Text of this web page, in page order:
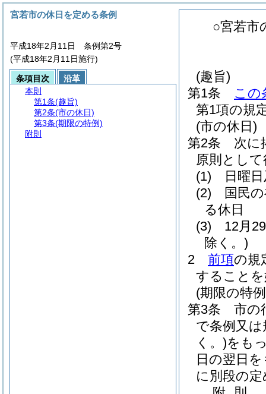
○宮若市
(趣旨)
第1条
この
第1項の規
(市の休日)
第2条
次に
原則とし
(1)
日曜
(2)
国民
る休日
(3)
12月
除く。)
2
前項の規
すること
(期限の特
第3条
市の
で条例又
く。)をも
日の翌日
に別段の
宮若市の休日を定める条例
平成18年2月11日 条例第2号
(平成18年2月11日施行)
条項目次
沿革
本則
第1条(趣旨)
第2条(市の休日)
第3条(期限の特例)
附則